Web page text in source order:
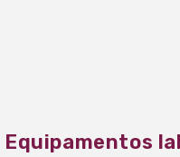
Equipamentos